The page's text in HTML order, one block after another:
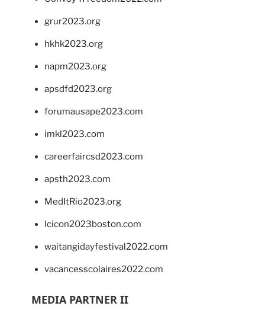
grur2023.org
hkhk2023.org
napm2023.org
apsdfd2023.org
forumausape2023.com
imkl2023.com
careerfaircsd2023.com
apsth2023.com
MedItRio2023.org
lcicon2023boston.com
waitangidayfestival2022.com
vacancesscolaires2022.com
MEDIA PARTNER II